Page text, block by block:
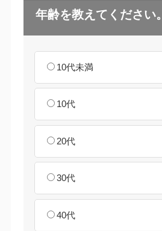
年齢を教えてください。
10代未満
10代
20代
30代
40代